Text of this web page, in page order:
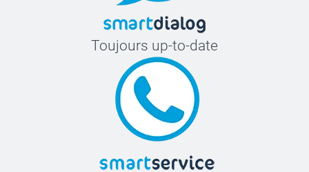
Toujours up-to-date